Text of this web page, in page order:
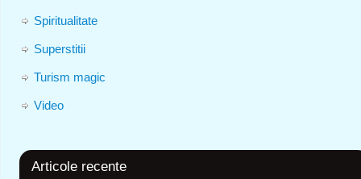
Spiritualitate
Superstitii
Turism magic
Video
Articole recente